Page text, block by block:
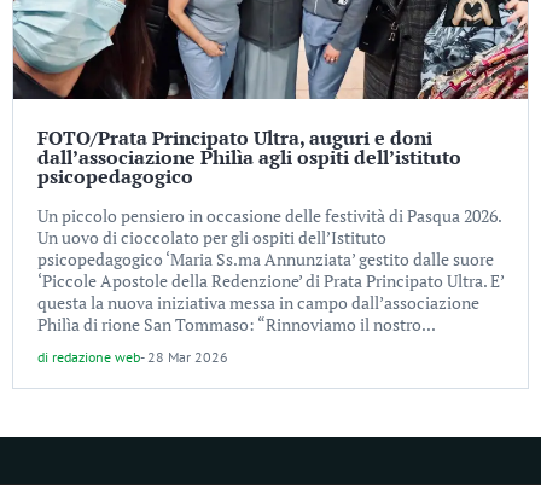
FOTO/Prata Principato Ultra, auguri e doni
dall’associazione Philìa agli ospiti dell’istituto
psicopedagogico
Un piccolo pensiero in occasione delle festività di Pasqua 2026.
Un uovo di cioccolato per gli ospiti dell’Istituto
psicopedagogico ‘Maria Ss.ma Annunziata’ gestito dalle suore
‘Piccole Apostole della Redenzione’ di Prata Principato Ultra. E’
questa la nuova iniziativa messa in campo dall’associazione
Philìa di rione San Tommaso: “Rinnoviamo il nostro...
di redazione web- 28 Mar 2026